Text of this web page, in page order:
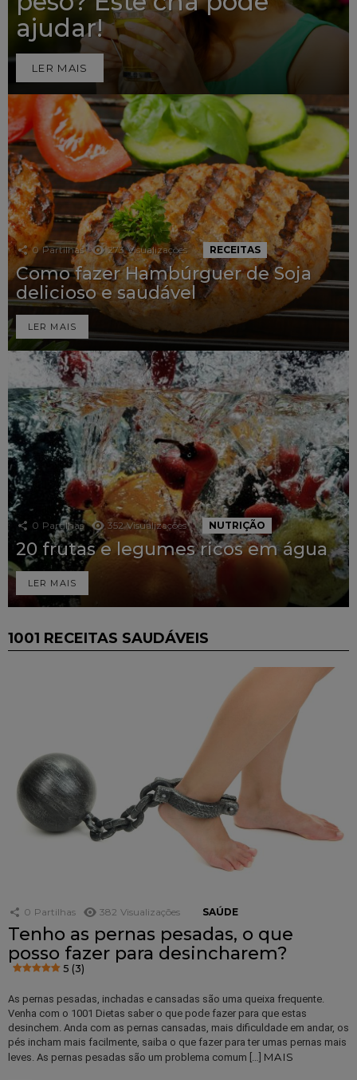
ajudar!
LER MAIS
0 Partilhas 273 Visualizações RECEITAS
Como fazer Hambúrguer de Soja
delicioso e saudável
LER MAIS
0 Partilhas 352 Visualizações NUTRIÇÃO
20 frutas e legumes ricos em água
LER MAIS
1001 RECEITAS SAUDÁVEIS
0 Partilhas 382 Visualizações SAÚDE
Tenho as pernas pesadas, o que
posso fazer para desincharem?
5 (3)
As pernas pesadas, inchadas e cansadas são uma queixa frequente.
Venha com o 1001 Dietas saber o que pode fazer para que estas
desinchem. Anda com as pernas cansadas, mais dificuldade em andar, os
pés incham mais facilmente, saiba o que fazer para ter umas pernas mais
leves. As pernas pesadas são um problema comum […] MAIS